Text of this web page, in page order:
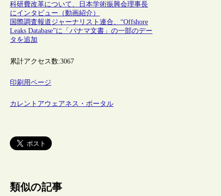
科研費改革について、日本学術振興会理事長
にインタビュー（動画紹介）
国際調査報道ジャーナリスト連合、“Offshore
Leaks Database”に「パナマ文書」の一部のデー
タを追加
累計アクセス数:3067
印刷用ページ
カレントアウェアネス・ポータル
類似の記事